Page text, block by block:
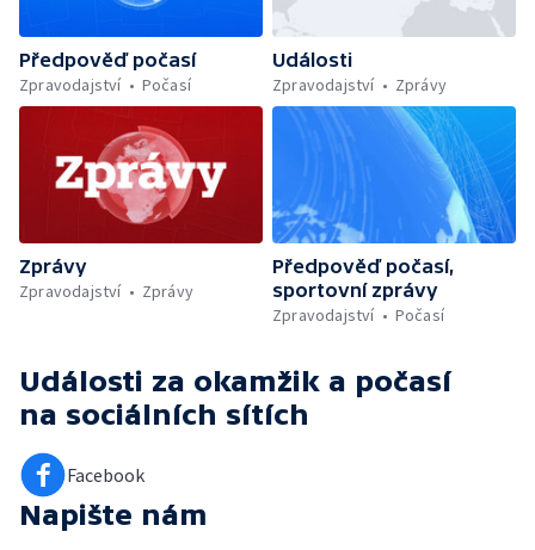
Předpověď počasí
Zpravodajství
Počasí
Události
Zpravodajství
Zprávy
Zprávy
Zpravodajství
Zprávy
Předpověď počasí,
sportovní zprávy
Zpravodajství
Počasí
Události za okamžik a počasí
na sociálních sítích
Facebook
Napište nám